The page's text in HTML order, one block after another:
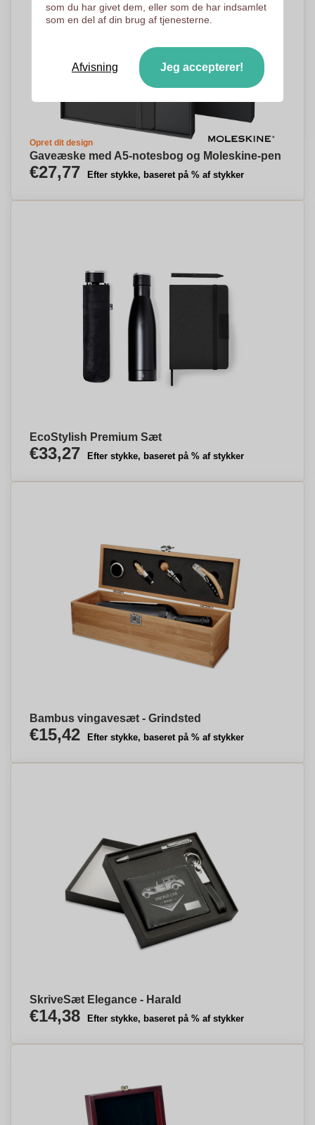
Opret dit design
Gaveæske med A5-notesbog og Moleskine-pen
€27,77 Efter stykke, baseret på % af stykker
EcoStylish Premium Sæt
€33,27 Efter stykke, baseret på % af stykker
Bambus vingavesæt - Grindsted
€15,42 Efter stykke, baseret på % af stykker
SkriveSæt Elegance - Harald
€14,38 Efter stykke, baseret på % af stykker
som du har givet dem, eller som de har indsamlet
som en del af din brug af tjenesterne.
Afvisning Jeg accepterer!